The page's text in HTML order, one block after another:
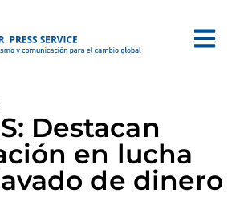
Destacan
en lucha
de dinero